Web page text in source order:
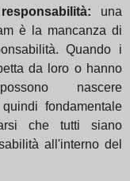
una
è la mancanza di
Quando i
da loro o hanno
nascere
fondamentale
che tutti siano
all'interno del